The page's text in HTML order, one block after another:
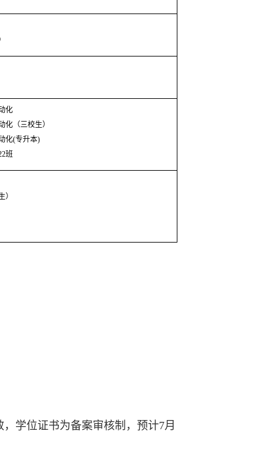
化
化（三校生）
化(专升本)
班
）
，学位证书为备案审核制，预计7月